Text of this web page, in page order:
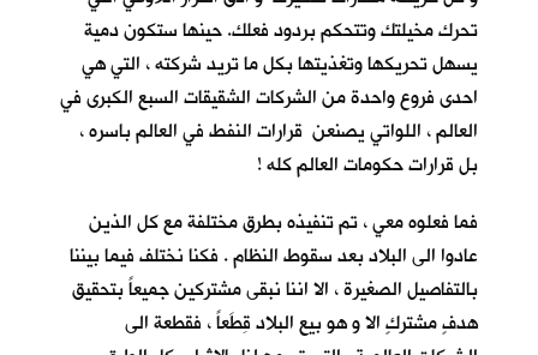
تحرك مخيلتك وتتحكم بردود فعلك. حينها ستكون دمية
يسهل تحريكها وتغذيتها بكل ما تريد شركته ، التي هي
احدى فروع واحدة من الشركات الشقيقات السبع الكبرى في
العالم ، اللواتي يصنعن قرارات النفط في العالم باسره ،
بل قرارات حكومات العالم كله !
فما فعلوه معي ، تم تنفيذه بطرق مختلفة مع كل الذين
عادوا الى البلاد بعد سقوط النظام . فكنا نختلف فيما بيننا
بالتفاصيل الصغيرة ، الا اننا نبقى مشتركين جميعاً بتحقيق
هدفٍ مشتركٍ الا و هو بيع البلاد قِطَعاً ، فقطعة الى